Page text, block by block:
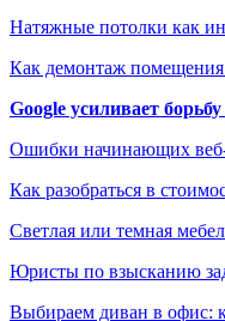
Натяжные потолки как
Как демонтаж помещения
Google усиливает
Ошибки начинающих веб-
Как разобраться в
Светлая или темная
Юристы по взысканию
Выбираем диван в офис: